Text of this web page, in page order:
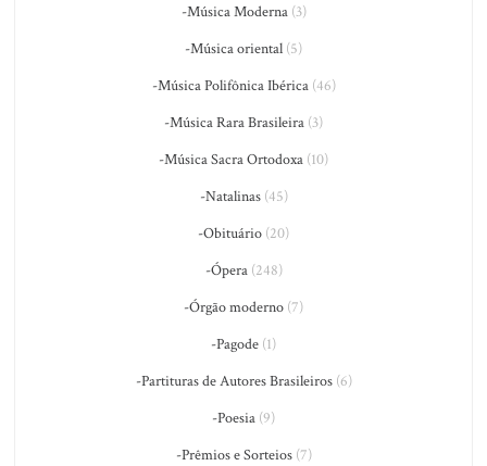
-Música Moderna(3)
-Música oriental (5)
-Música Polifônica Ibérica(46)
-Música Rara Brasileira (3)
-Música Sacra Ortodoxa (10)
-Natalinas(45)
-Obituário (20)
-Ópera(248)
-Órgão moderno (7)
-Pagode (1)
-Partituras de Autores Brasileiros(6)
-Poesia (9)
-Prêmios e Sorteios(7)